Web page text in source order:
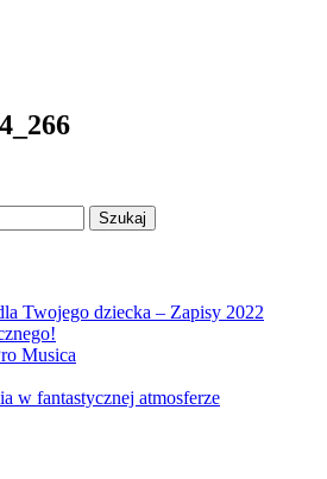
Twojego dziecka – Zapisy 2022
Musica
w fantastycznej atmosferze